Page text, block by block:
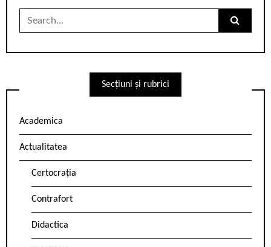
Search
Secțiuni și rubrici
Academica
Actualitatea
Certocrația
Contrafort
Didactica